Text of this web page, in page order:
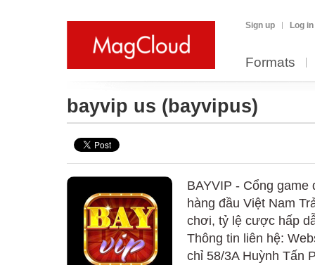
Sign up Log in
Formats
bayvip us (bayvipus)
BAYVIP - Cổng
hàng đầu Việt Nam
chơi, tỷ lệ cược hấp
Thông tin liên hệ:
chỉ 58/3A Huỳnh Tấn